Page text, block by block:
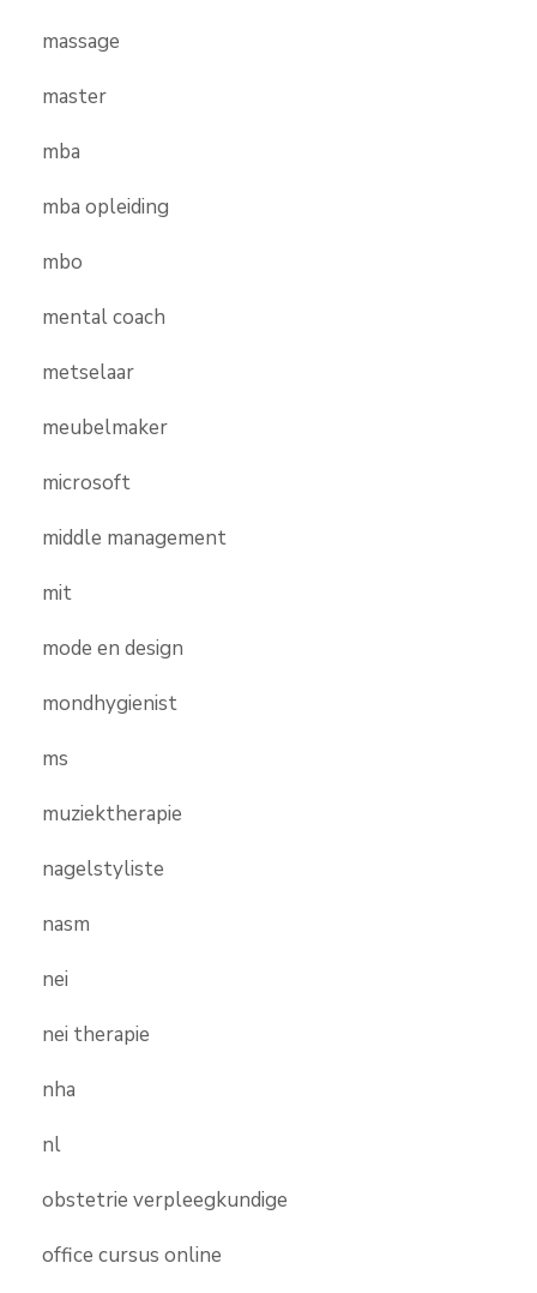
massage
master
mba
mba opleiding
mbo
mental coach
metselaar
meubelmaker
microsoft
middle management
mit
mode en design
mondhygienist
ms
muziektherapie
nagelstyliste
nasm
nei
nei therapie
nha
nl
obstetrie verpleegkundige
office cursus online